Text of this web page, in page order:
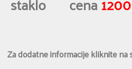
Za dodatne informacije kliknite na